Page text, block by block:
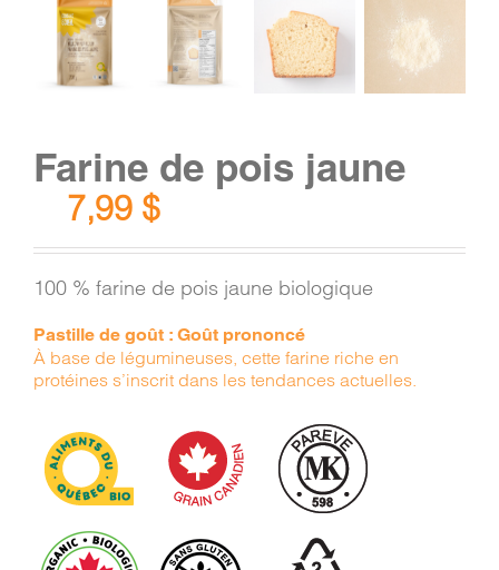
Farine de pois jaune
7,99 $
100 % farine de pois jaune biologique
Pastille de goût : Goût prononcé
À base de légumineuses, cette farine riche en
protéines s’inscrit dans les tendances actuelles.